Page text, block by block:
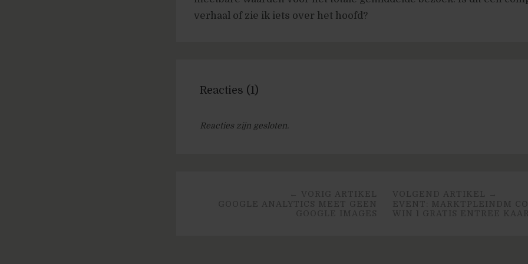
verhaal of zie ik iets over het hoofd?
Reacties (1)
Reacties zijn gesloten.
VOLGEND ARTIKEL →
EVENT: MARKTPLEINDM
WIN 1 GRATIS ENTREE
← VORIG ARTIKEL
GOOGLE ANALYTICS MEET GEEN
GOOGLE IMAGES